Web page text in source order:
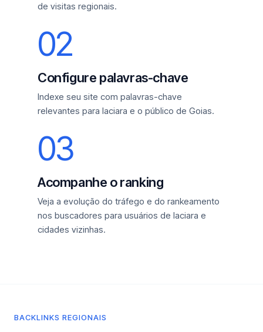
de visitas regionais.
02
Configure palavras-chave
Indexe seu site com palavras-chave
relevantes para Iaciara e o público de Goias.
03
Acompanhe o ranking
Veja a evolução do tráfego e do rankeamento
nos buscadores para usuários de Iaciara e
cidades vizinhas.
BACKLINKS REGIONAIS